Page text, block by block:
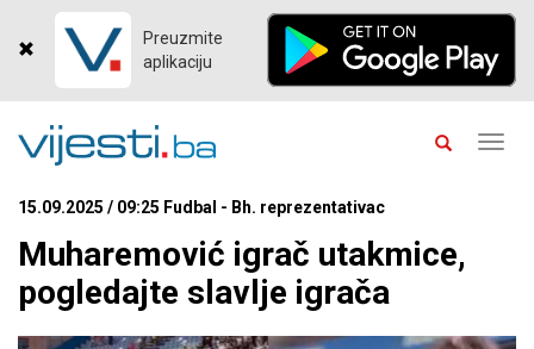
Preuzmite
aplikaciju
15.09.2025 / 09:25 Fudbal - Bh. reprezentativac
Muharemović igrač utakmice,
pogledajte slavlje igrača